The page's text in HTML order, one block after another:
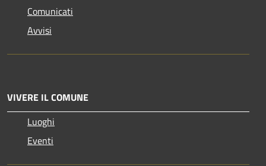
Comunicati
Avvisi
VIVERE IL COMUNE
Luoghi
Eventi